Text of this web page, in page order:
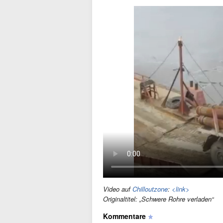
Video aufChilloutzone: <link>
Originaltitel: „Schwere Rohre verladen“
Kommentare